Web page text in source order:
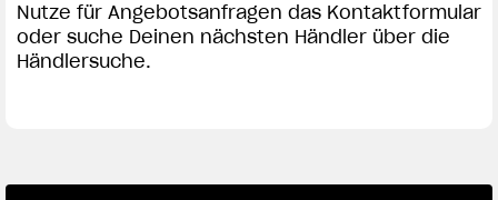
Nutze für Angebotsanfragen das Kontaktformular
oder suche Deinen nächsten Händler über die
Händlersuche.